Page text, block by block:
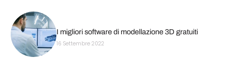
I migliori software di modellazione 3D gratuiti
16 Settembre 2022